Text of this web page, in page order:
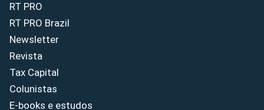
RT PRO
RT PRO Brazil
Newsletter
Revista
Tax Capital
Colunistas
E-books e estudos